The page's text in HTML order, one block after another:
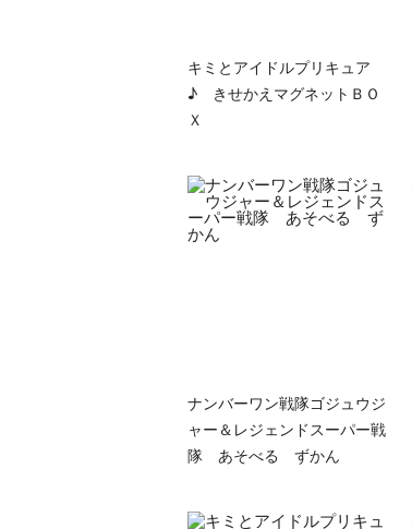
キミとアイドルプリキュア
♪ きせかえマグネットＢＯ
Ｘ
ナンバーワン戦隊ゴジュウジ
ャー＆レジェンドスーパー戦
隊 あそべる ずかん